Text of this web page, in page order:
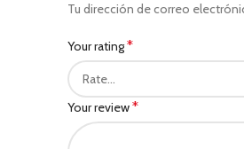
Tu dirección de correo
Your rating*
Your review*